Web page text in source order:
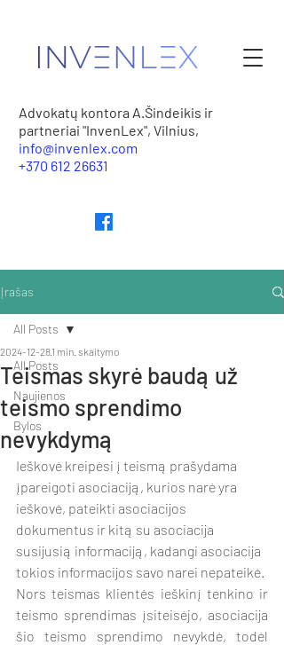
Advokatų kontora A.Šindeikis ir
partneriai "InvenLex", Vilnius,
info@invenlex.com
+370 612 26631
Įrašas
All Posts
Naujienos
Bylos
All Posts
Teismas skyrė baudą už
teismo sprendimo
nevykdymą
2024-12-281 min. skaitymo
Ieškovė kreipėsi į teismą prašydama
įpareigoti asociaciją, kurios narė yra
ieškovė, pateikti asociacijos
dokumentus ir kitą su asociacija
susijusią informaciją, kadangi asociacija
tokios informacijos savo narei nepateikė.
Nors teismas klientės ieškinį tenkino ir
teismo sprendimas įsiteisėjo, asociacija
šio teismo sprendimo nevykdė, todėl